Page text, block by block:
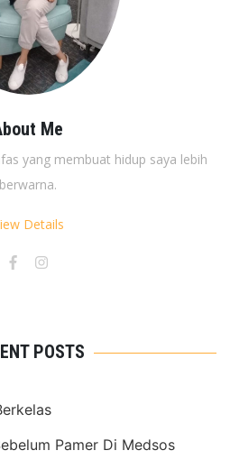
Me
yang membuat hidup saya lebih
berwarna.
Details
POSTS
Pamer Di Medsos